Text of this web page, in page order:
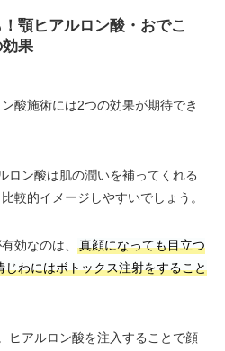
顎ヒアルロン酸・おでこ
効果
酸施術には2つの効果が期待でき
ロン酸は肌の潤いを補ってくれる
較的イメージしやすいでしょう。
効なのは、
真顔になっても目立つ
じわにはボトックス注射をすること
ヒアルロン酸を注入することで顔